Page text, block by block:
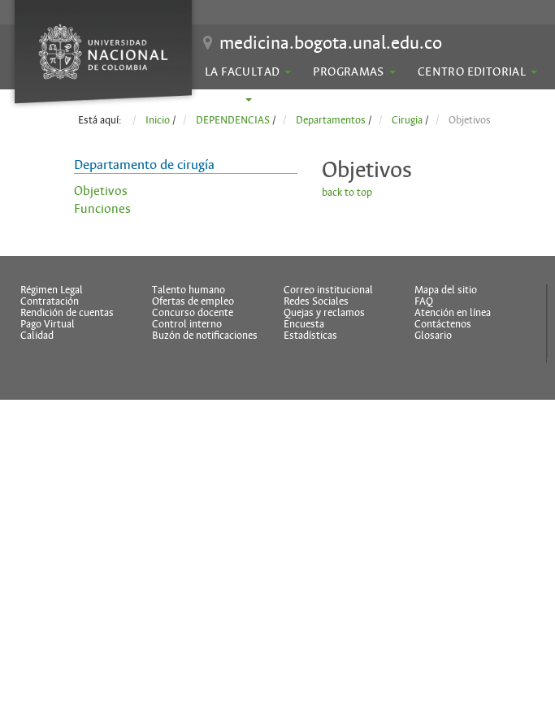
medicina.bogota.unal.edu.co
LA FACULTAD PROGRAMAS CENTRO EDITORIAL
Está aquí: Inicio / DEPENDENCIAS / Departamentos / Cirugia / Objetivos
Departamento de cirugía
Objetivos
Funciones
Objetivos
back to top
Régimen Legal
Talento humano
Contratación
Ofertas de empleo
Rendición de cuentas
Concurso docente
Pago Virtual
Control interno
Calidad
Buzón de notificaciones
Correo institucional
Mapa del sitio
Redes Sociales
FAQ
Quejas y reclamos
Atención en línea
Encuesta
Contáctenos
Estadísticas
Glosario